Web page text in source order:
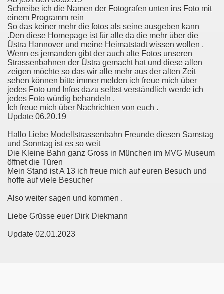
Schreibe ich die Namen der Fotografen unten ins Foto mit
einem Programm rein
So das keiner mehr die fotos als seine ausgeben kann
.Den diese Homepage ist für alle da die mehr über die
Üstra Hannover und meine Heimatstadt wissen wollen .
Wenn es jemanden gibt der auch alte Fotos unseren
Strassenbahnen der Üstra gemacht hat und diese allen
zeigen möchte so das wir alle mehr aus der alten Zeit
sehen können bitte immer melden ich freue mich über
jedes Foto und Infos dazu selbst verständlich werde ich
jedes Foto würdig behandeln .
Ich freue mich über Nachrichten von euch .
Update 06.20.19
Hallo Liebe Modellstrassenbahn Freunde diesen Samstag
und Sonntag ist es so weit
Die Kleine Bahn ganz Gross in München im MVG Museum
öffnet die Türen
Mein Stand ist A 13 ich freue mich auf euren Besuch und
hoffe auf viele Besucher
Also weiter sagen und kommen .
Liebe Grüsse euer Dirk Diekmann
Update 02.01.2023